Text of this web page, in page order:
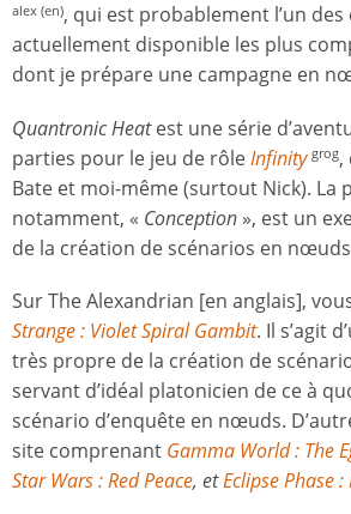
alex (en), qui est probablement l’un des
actuellement disponible les plus
dont je prépare une campagne en
Quantronic Heatest une série
parties pour le jeu de rôleInfinity grog,
Bate et moi-même (surtout Nick). La
notamment, « Conception », est un
de la création de scénarios en
Sur The Alexandrian [en anglais],
Strange : Violet Spiral Gambit. Il s’agit
très propre de la création de
servant d’idéal platonicien de ce à
scénario d’enquête en nœuds.
site comprenant Gamma World : The
Star Wars : Red Peace, etEclipse Phase :